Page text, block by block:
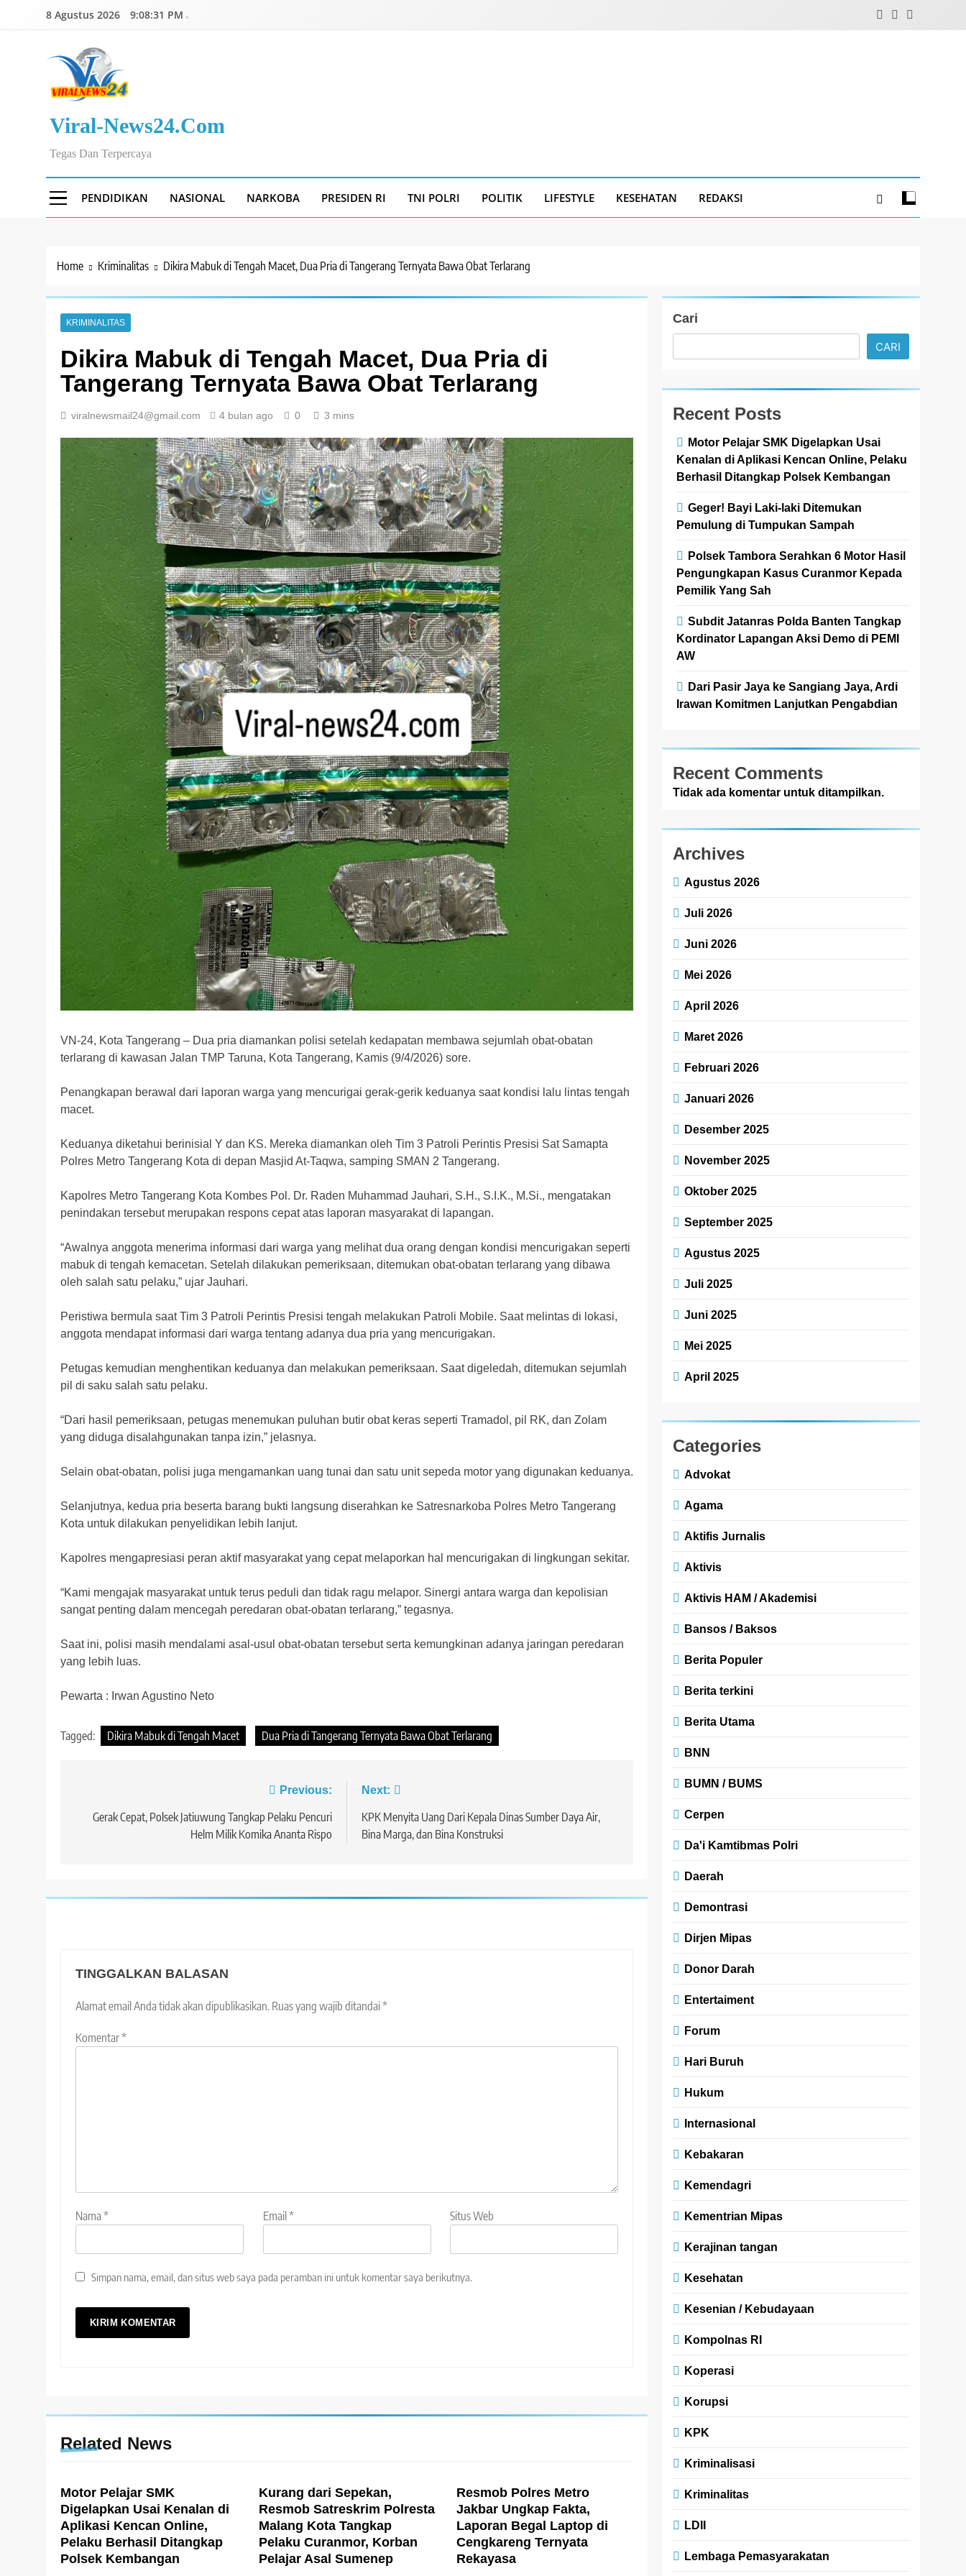
8 Agustus 2026 9:08:32 PM
Viral-News24.com
Tegas Dan Terpercaya
PENDIDIKAN NASIONAL NARKOBA PRESIDEN RI TNI POLRI POLITIK LIFESTYLE KESEHATAN REDAKSI
Home Kriminalitas Dikira Mabuk di Tengah Macet, Dua Pria di Tangerang Ternyata Bawa Obat Terlarang
KRIMINALITAS
Dikira Mabuk di Tengah Macet, Dua Pria di
Tangerang Ternyata Bawa Obat Terlarang
viralnewsmail24@gmail.com 4 bulan ago 0 3 mins
VN-24, Kota Tangerang – Dua pria diamankan polisi setelah kedapatan membawa sejumlah obat-obatan
terlarang di kawasan Jalan TMP Taruna, Kota Tangerang, Kamis (9/4/2026) sore.
Penangkapan berawal dari laporan warga yang mencurigai gerak-gerik keduanya saat kondisi lalu lintas tengah
macet.
Keduanya diketahui berinisial Y dan KS. Mereka diamankan oleh Tim 3 Patroli Perintis Presisi Sat Samapta
Polres Metro Tangerang Kota di depan Masjid At-Taqwa, samping SMAN 2 Tangerang.
Kapolres Metro Tangerang Kota Kombes Pol. Dr. Raden Muhammad Jauhari, S.H., S.I.K., M.Si., mengatakan
penindakan tersebut merupakan respons cepat atas laporan masyarakat di lapangan.
“Awalnya anggota menerima informasi dari warga yang melihat dua orang dengan kondisi mencurigakan seperti
mabuk di tengah kemacetan. Setelah dilakukan pemeriksaan, ditemukan obat-obatan terlarang yang dibawa
oleh salah satu pelaku,” ujar Jauhari.
Peristiwa bermula saat Tim 3 Patroli Perintis Presisi tengah melakukan Patroli Mobile. Saat melintas di lokasi,
anggota mendapat informasi dari warga tentang adanya dua pria yang mencurigakan.
Petugas kemudian menghentikan keduanya dan melakukan pemeriksaan. Saat digeledah, ditemukan sejumlah
pil di saku salah satu pelaku.
“Dari hasil pemeriksaan, petugas menemukan puluhan butir obat keras seperti Tramadol, pil RK, dan Zolam
yang diduga disalahgunakan tanpa izin,” jelasnya.
Selain obat-obatan, polisi juga mengamankan uang tunai dan satu unit sepeda motor yang digunakan keduanya.
Selanjutnya, kedua pria beserta barang bukti langsung diserahkan ke Satresnarkoba Polres Metro Tangerang
Kota untuk dilakukan penyelidikan lebih lanjut.
Kapolres mengapresiasi peran aktif masyarakat yang cepat melaporkan hal mencurigakan di lingkungan sekitar.
“Kami mengajak masyarakat untuk terus peduli dan tidak ragu melapor. Sinergi antara warga dan kepolisian
sangat penting dalam mencegah peredaran obat-obatan terlarang,” tegasnya.
Saat ini, polisi masih mendalami asal-usul obat-obatan tersebut serta kemungkinan adanya jaringan peredaran
yang lebih luas.
Pewarta : Irwan Agustino Neto
Tagged: Dikira Mabuk di Tengah Macet Dua Pria di Tangerang Ternyata Bawa Obat Terlarang
pos
Previous:
Gerak Cepat, Polsek Jatiuwung Tangkap Pelaku Pencuri
Helm Milik Komika Ananta Rispo
Next:
KPK Menyita Uang Dari Kepala Dinas Sumber Daya Air,
Bina Marga, dan Bina Konstruksi
TINGGALKAN BALASAN
Alamat email Anda tidak akan dipublikasikan. Ruas yang wajib ditandai*
Komentar*
Nama* Email * Situs Web
Simpan nama, email, dan situs web saya pada peramban ini untuk komentar saya berikutnya.
Related News
Motor Pelajar SMK
Digelapkan Usai Kenalan di
Aplikasi Kencan Online,
Pelaku Berhasil Ditangkap
Polsek Kembangan
Kurang dari Sepekan,
Resmob Satreskrim Polresta
Malang Kota Tangkap
Pelaku Curanmor, Korban
Pelajar Asal Sumenep
Resmob Polres Metro
Jakbar Ungkap Fakta,
Laporan Begal Laptop di
Cengkareng Ternyata
Rekayasa
Cari
CARI
Recent Posts
Motor Pelajar SMK Digelapkan Usai
Kenalan di Aplikasi Kencan Online, Pelaku
Berhasil Ditangkap Polsek Kembangan
Geger! Bayi Laki-laki Ditemukan
Pemulung di Tumpukan Sampah
Polsek Tambora Serahkan 6 Motor Hasil
Pengungkapan Kasus Curanmor Kepada
Pemilik Yang Sah
Subdit Jatanras Polda Banten Tangkap
Kordinator Lapangan Aksi Demo di PEMI
AW
Dari Pasir Jaya ke Sangiang Jaya, Ardi
Irawan Komitmen Lanjutkan Pengabdian
Recent Comments
Tidak ada komentar untuk ditampilkan.
Archives
Agustus 2026
Juli 2026
Juni 2026
Mei 2026
April 2026
Maret 2026
Februari 2026
Januari 2026
Desember 2025
November 2025
Oktober 2025
September 2025
Agustus 2025
Juli 2025
Juni 2025
Mei 2025
April 2025
Categories
Advokat
Agama
Aktifis Jurnalis
Aktivis
Aktivis HAM / Akademisi
Bansos / Baksos
Berita Populer
Berita terkini
Berita Utama
BNN
BUMN / BUMS
Cerpen
Da'i Kamtibmas Polri
Daerah
Demontrasi
Dirjen Mipas
Donor Darah
Entertaiment
Forum
Hari Buruh
Hukum
Internasional
Kebakaran
Kemendagri
Kementrian Mipas
Kerajinan tangan
Kesehatan
Kesenian / Kebudayaan
Kompolnas RI
Koperasi
Korupsi
KPK
Kriminalisasi
Kriminalitas
LDII
Lembaga Pemasyarakatan